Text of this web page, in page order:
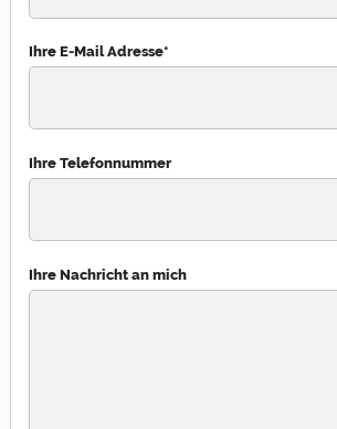
Ihre E-Mail Adresse*
Ihre Telefonnummer
Ihre Nachricht an mich